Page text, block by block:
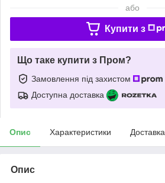
або
Купити з
Що таке купити з Пром?
Замовлення під захистом
Доступна доставка
Опис Характеристики Доставка
Опис